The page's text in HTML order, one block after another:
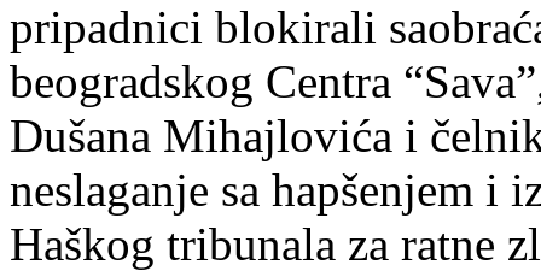
pripadnici blokirali
beogradskog Centra
Dušana Mihajlovića i
neslaganje sa hapšenjem i
Haškog tribunala za ratne